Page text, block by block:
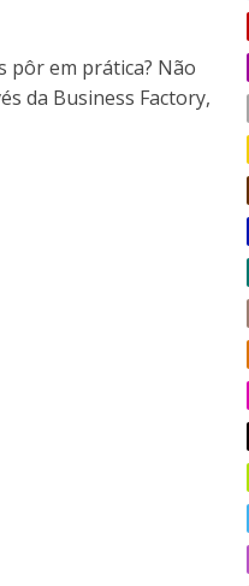
pôr em prática? Não
da Business Factory,